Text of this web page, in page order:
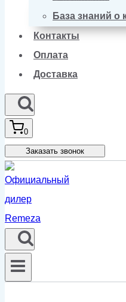
База знаний о
Контакты
Оплата
Доставка
0
Заказать звонок